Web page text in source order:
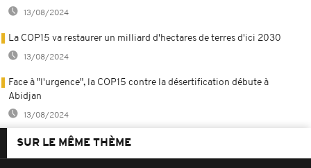
13/08/2024
La COP15 va restaurer un milliard d'hectares de terres d'ici 2030
13/08/2024
Face à "l'urgence", la COP15 contre la désertification débute à
Abidjan
13/08/2024
SUR LE MÊME THÈME